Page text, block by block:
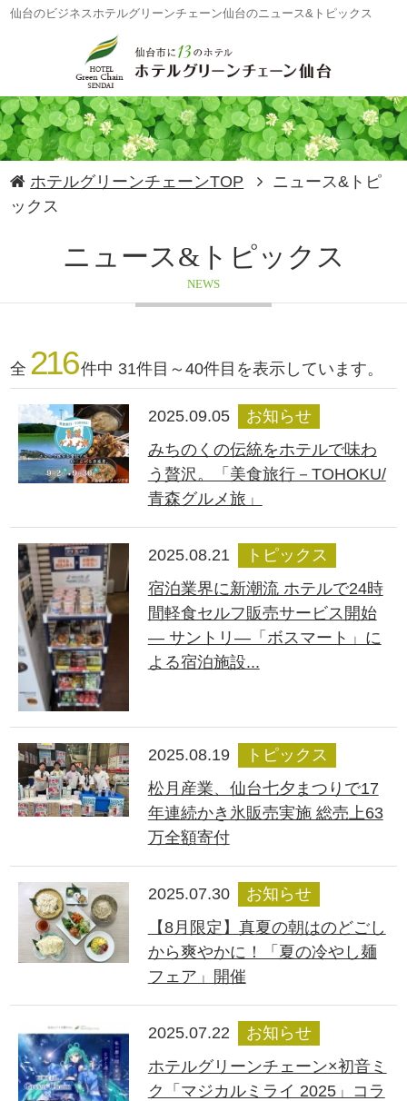
仙台のビジネスホテルグリーンチェーン仙台のニュース&トピックス
ホテルグリーンチェーンTOP
ニュース&トピ
ックス
ニュース&トピックス
NEWS
全 216 件中 31件目～40件目を表示しています。
2025.09.05
お知らせ
みちのくの伝統をホテルで味わ
う贅沢。「美食旅行－TOHOKU/
青森グルメ旅」
2025.08.21
トピックス
宿泊業界に新潮流 ホテルで24時
間軽食セルフ販売サービス開始
― サントリ―「ボスマート」に
よる宿泊施設...
2025.08.19
トピックス
松月産業、仙台七夕まつりで17
年連続かき氷販売実施 総売上63
万全額寄付
2025.07.30
お知らせ
【8月限定】真夏の朝はのどごし
から爽やかに！「夏の冷やし麺
フェア」開催
2025.07.22
お知らせ
ホテルグリーンチェーン×初音ミ
ク「マジカルミライ 2025」コラ